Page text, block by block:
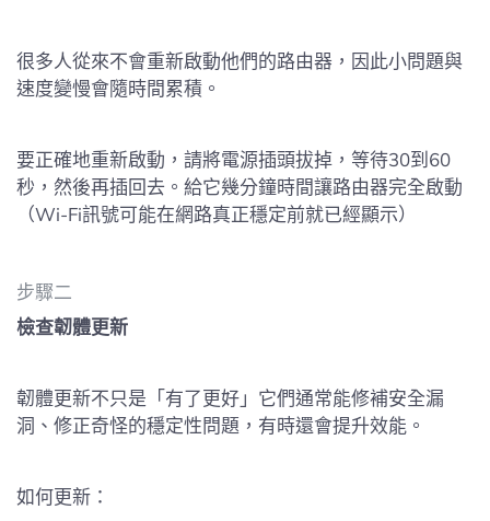
很多人從來不會重新啟動他們的路由器，因此小問題與
速度變慢會隨時間累積。
要正確地重新啟動，請將電源插頭拔掉，等待30到60
秒，然後再插回去。給它幾分鐘時間讓路由器完全啟動
（Wi-Fi訊號可能在網路真正穩定前就已經顯示）
步驟二
檢查韌體更新
韌體更新不只是「有了更好」它們通常能修補安全漏
洞、修正奇怪的穩定性問題，有時還會提升效能。
如何更新：